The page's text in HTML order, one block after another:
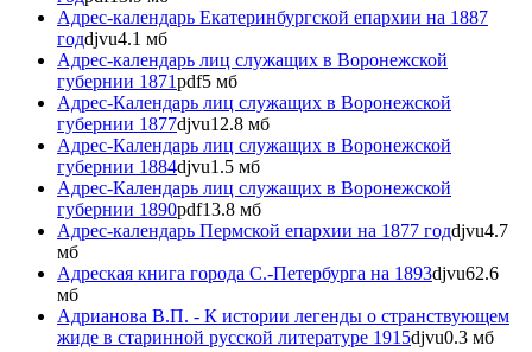
Адрес-календарь Екатеринбургской епархии на 1887
годdjvu4.1 мб
Адрес-календарь лиц служащих в Воронежской
губернии 1871pdf5 мб
Адрес-Календарь лиц служащих в Воронежской
губернии 1877djvu12.8 мб
Адрес-Календарь лиц служащих в Воронежской
губернии 1884djvu1.5 мб
Адрес-Календарь лиц служащих в Воронежской
губернии 1890pdf13.8 мб
Адрес-календарь Пермской епархии на 1877 годdjvu4.7
мб
Адреская книга города С.-Петербурга на 1893djvu62.6
мб
Адрианова В.П. - К истории легенды о странствующем
жиде в старинной русской литературе 1915djvu0.3 мб